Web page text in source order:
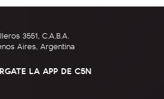
3551, C.A.B.A.
Aires, Argentina
LA APP DE C5N